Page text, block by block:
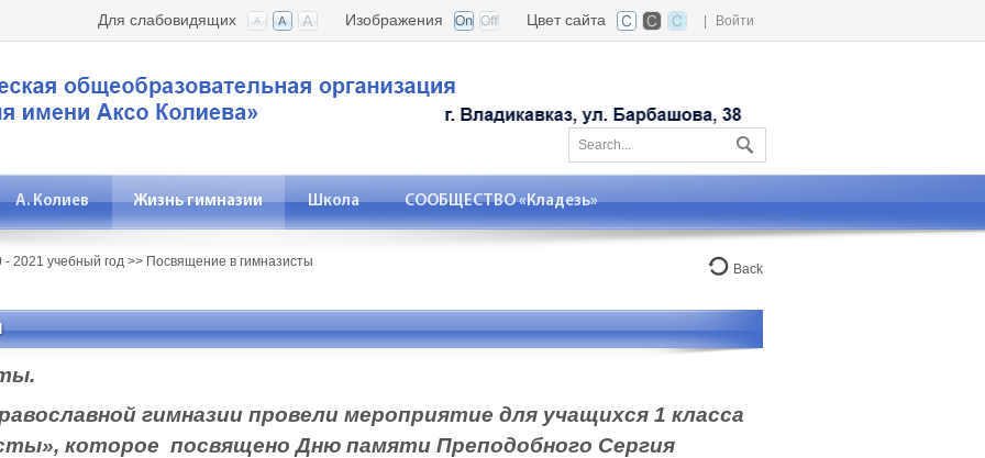
Войти
Цвет сайта
Изображения
Для слабовидящих
А. Колиев Жизнь гимназии Школа СООБЩЕСТВО «Кладезь»
- 2021 учебный год >> Посвящение в гимназисты Back
гимназии провели мероприятие для учащихся 1 класса
которое посвящено Дню памяти Преподобного Сергия